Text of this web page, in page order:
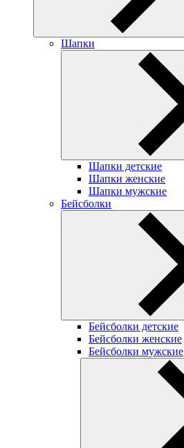
Шапки
Шапки детские
Шапки женские
Шапки мужские
Бейсболки
Бейсболки детские
Бейсболки женские
Бейсболки мужские